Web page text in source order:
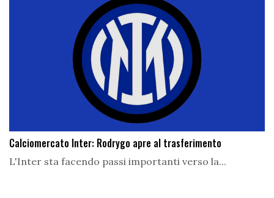
Calciomercato Inter: Rodrygo apre al trasferimento
L'Inter sta facendo passi importanti verso la...